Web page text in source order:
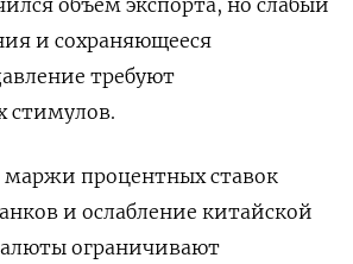
и сохраняющееся
требуют
стимулов.
процентных ставок
и ослабление китайской
ограничивают